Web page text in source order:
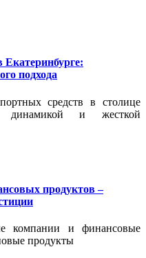
подхода
средств в столице
динамикой и жесткой
продуктов –
компании и финансовые
продукты